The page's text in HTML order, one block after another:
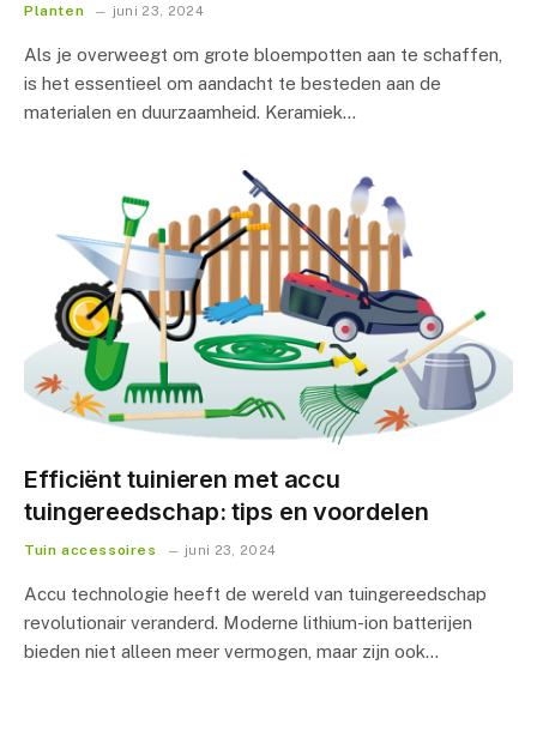
Planten juni 23, 2024
Als je overweegt om grote bloempotten aan te schaffen,
is het essentieel om aandacht te besteden aan de
materialen en duurzaamheid. Keramiek…
Efficiënt tuinieren met accu
tuingereedschap: tips en voordelen
Tuin accessoires juni 23, 2024
Accu technologie heeft de wereld van tuingereedschap
revolutionair veranderd. Moderne lithium-ion batterijen
bieden niet alleen meer vermogen, maar zijn ook…